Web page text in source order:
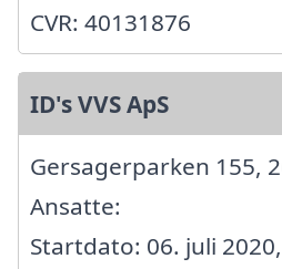
CVR: 40131876
ID's VVS ApS
Gersagerparken 155,
Ansatte:
Startdato: 06. juli 2020,